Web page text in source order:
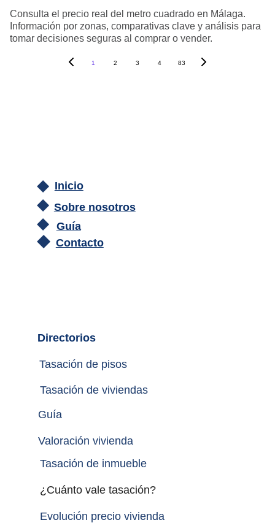
Consulta el precio real del metro cuadrado en Málaga.
Información por zonas, comparativas clave y análisis para
tomar decisiones seguras al comprar o vender.
1 2 3 4 83
Inicio
Guía
Contacto
Sobre nosotros
Directorios
Tasación de pisos
Tasación de viviendas
Guía
Valoración vivienda
Tasación de inmueble
¿Cuánto vale tasación?
Evolución precio vivienda